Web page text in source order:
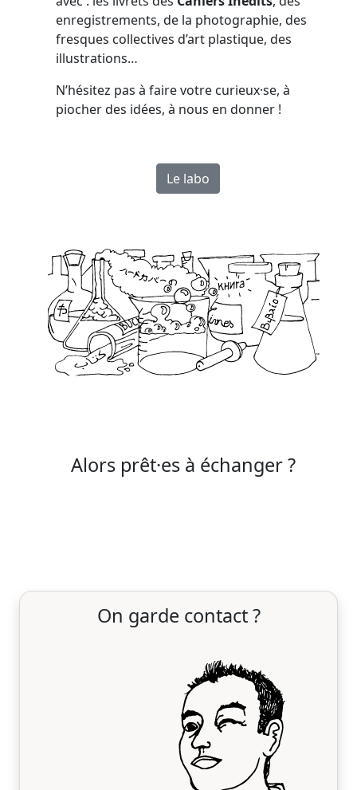
enregistrements, de la photographie, des
fresques collectives d’art plastique, des
illustrations…
N’hésitez pas à faire votre curieux·se, à
piocher des idées, à nous en donner !
Le labo
Alors prêt·es à échanger ?
On garde contact ?